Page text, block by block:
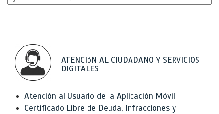
ATENCIóN AL CIUDADANO Y SERVICIOS
DIGITALES
Atención al Usuario de la Aplicación Móvil
Certificado Libre de Deuda, Infracciones y